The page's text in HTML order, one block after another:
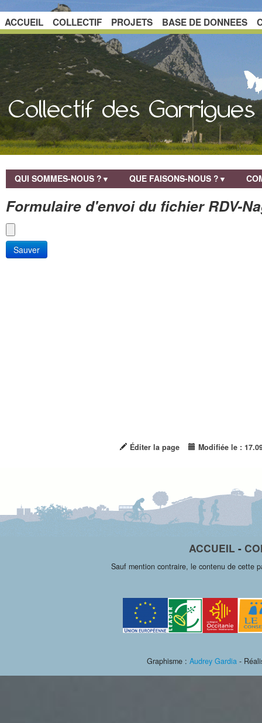
ACCUEIL COLLECTIF PROJETS BASE DE DONNEES
QUI SOMMES-NOUS ? ▼ QUE FAISONS-NOUS ? ▼
Formulaire d'envoi du fichier RDV-
Éditer la page Modifiée le :
ACCUEIL -
Sauf mention contraire, le contenu de cette
Graphisme : Audrey Gardia -